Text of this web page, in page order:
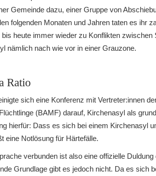
Gemeinde dazu, einer Gruppe von
folgenden Monaten und Jahren taten es ihr
heute immer wieder zu Konflikten
nämlich nach wie vor in einer Grauzone.
Ratio
sich eine Konferenz mit Vertreter:innen
(BAMF) darauf, Kirchenasyl als
hierfür: Dass es sich bei einem Kirchenasyl
eine Notlösung für Härtefälle.
verbunden ist also eine offizielle
Grundlage gibt es jedoch nicht. Da es sich